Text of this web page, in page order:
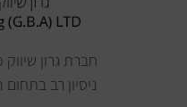
ניסיון רב בתחום